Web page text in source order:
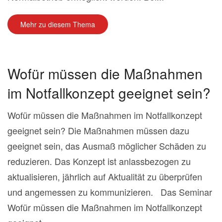
Mehr zu diesem Thema
Wofür müssen die Maßnahmen
im Notfallkonzept geeignet sein?
Wofür müssen die Maßnahmen im Notfallkonzept
geeignet sein? Die Maßnahmen müssen dazu
geeignet sein, das Ausmaß möglicher Schäden zu
reduzieren. Das Konzept ist anlassbezogen zu
aktualisieren, jährlich auf Aktualität zu überprüfen
und angemessen zu kommunizieren. Das Seminar
Wofür müssen die Maßnahmen im Notfallkonzept